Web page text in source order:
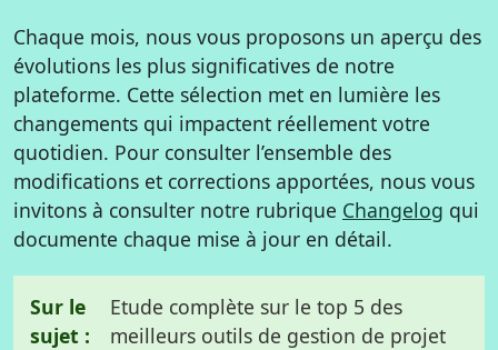
Chaque mois, nous vous proposons un aperçu des
évolutions les plus significatives de notre
plateforme. Cette sélection met en lumière les
changements qui impactent réellement votre
quotidien. Pour consulter l’ensemble des
modifications et corrections apportées, nous vous
invitons à consulter notre rubrique Changelog qui
documente chaque mise à jour en détail.
Sur le
sujet :
Etude complète sur le top 5 des
meilleurs outils de gestion de projet